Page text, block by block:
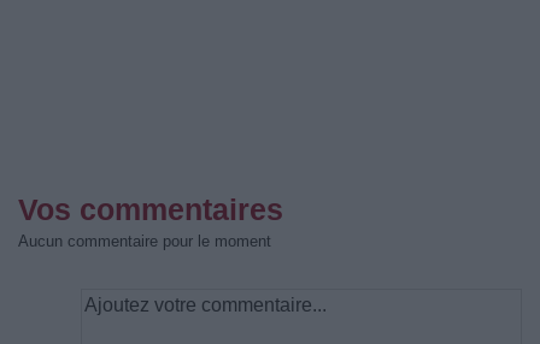
Vos commentaires
Aucun commentaire pour le moment